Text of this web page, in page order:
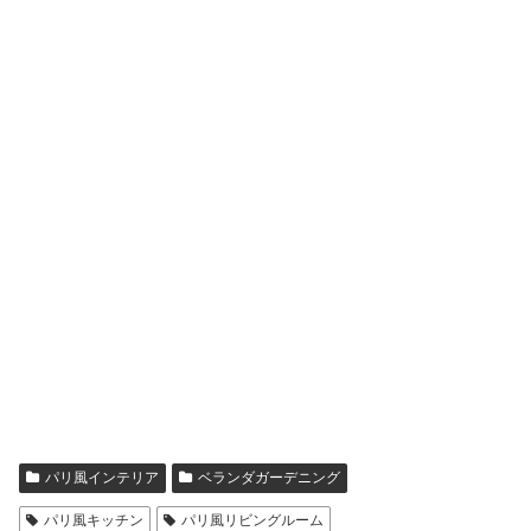
パリ風インテリア ベランダガーデニング
パリ風キッチン パリ風リビングルーム